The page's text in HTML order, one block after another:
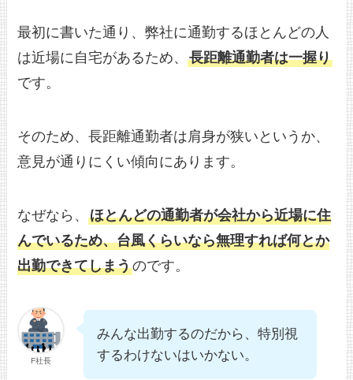
最初に書いた通り、弊社に通勤するほとんどの人
は近場に自宅があるため、長距離通勤者は一握り
です。
そのため、長距離通勤者は肩身が狭いというか、
意見が通りにくい傾向にあります。
なぜなら、ほとんどの通勤者が会社から近場に住
んでいるため、台風くらいなら無理すれば何とか
出勤できてしまうのです。
F社長
みんな出勤するのだから、特別視
するわけないはいかない。